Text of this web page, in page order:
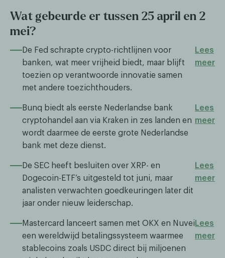
Wat gebeurde er tussen 25 april en 2
mei?
De Fed schrapte crypto-richtlijnen voor
banken, wat meer vrijheid biedt, maar blijft
toezien op verantwoorde innovatie samen
met andere toezichthouders.
Lees
meer
Bunq biedt als eerste Nederlandse bank
cryptohandel aan via Kraken in zes landen en
wordt daarmee de eerste grote Nederlandse
bank met deze dienst.​​
Lees
meer
De SEC heeft besluiten over XRP- en
Dogecoin-ETF’s uitgesteld tot juni, maar
analisten verwachten goedkeuringen later dit
jaar onder nieuw leiderschap.
Lees
meer
Mastercard lanceert samen met OKX en Nuvei
een wereldwijd betalingssysteem waarmee
stablecoins zoals USDC direct bij miljoenen
Lees
meer